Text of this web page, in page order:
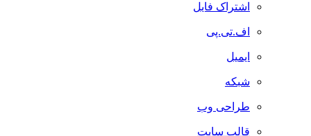
اشتراک فایل
اف.تی.پی
ایمیل
شبکه
طراحی وب
قالب سایت